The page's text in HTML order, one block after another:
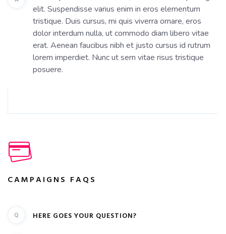
elit. Suspendisse varius enim in eros elementum
tristique. Duis cursus, mi quis viverra ornare, eros
dolor interdum nulla, ut commodo diam libero vitae
erat. Aenean faucibus nibh et justo cursus id rutrum
lorem imperdiet. Nunc ut sem vitae risus tristique
posuere.
CAMPAIGNS FAQS
Q HERE GOES YOUR QUESTION?